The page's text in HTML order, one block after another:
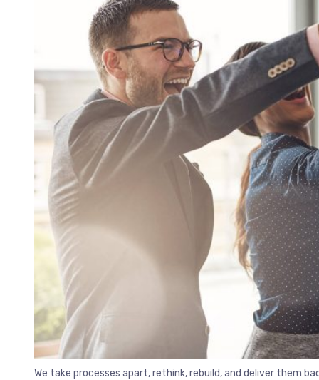
We take processes apart, rethink, rebuild, and deliver them